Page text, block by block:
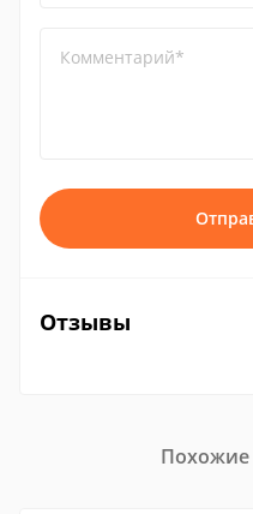
Комментарий*
Отзывы